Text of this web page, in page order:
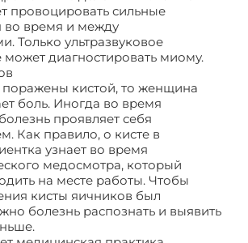
провоцировать сильные
во время и между
Только ультразвуковое
может диагностировать миому.
поражены кистой, то женщина
боль. Иногда во время
проявляет себя
Как правило, о кисте в
узнает во время
медосмотра, который
на месте работы. Чтобы
кисты яичников был
болезнь распознать и выявить